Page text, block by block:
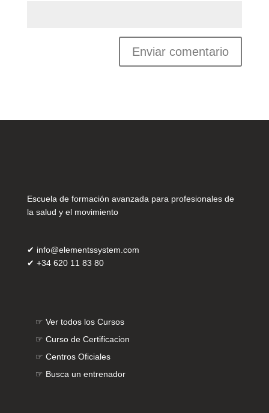
Escuela de formación avanzada para profesionales de
la salud y el movimiento
✔ info@elementssystem.com
✔ +34 620 11 83 80
☞ Ver todos los Cursos
☞ Curso de Certificacion
☞ Centros Oficiales
☞ Busca un entrenador